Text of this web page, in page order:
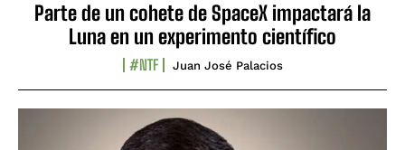
Parte de un cohete de SpaceX impactará la
Luna en un experimento científico
#NTF Juan José Palacios